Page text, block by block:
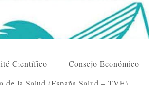
Científico Consejo Económico
de la Salud (España Salud – TVE)